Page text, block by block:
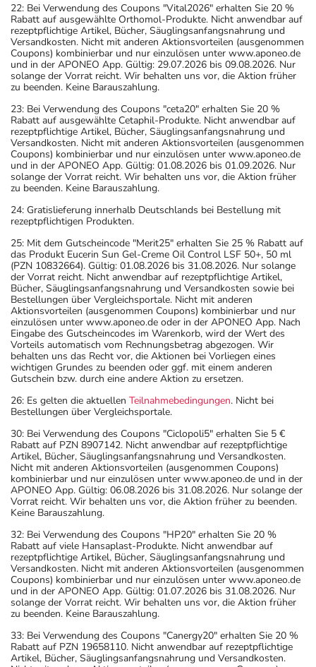
22: Bei Verwendung des Coupons "Vital2026" erhalten Sie 20 %
Rabatt auf ausgewählte Orthomol-Produkte. Nicht anwendbar auf
rezeptpflichtige Artikel, Bücher, Säuglingsanfangsnahrung und
Versandkosten. Nicht mit anderen Aktionsvorteilen (ausgenommen
Coupons) kombinierbar und nur einzulösen unter www.aponeo.de
und in der APONEO App. Gültig: 29.07.2026 bis 09.08.2026. Nur
solange der Vorrat reicht. Wir behalten uns vor, die Aktion früher
zu beenden. Keine Barauszahlung.
23: Bei Verwendung des Coupons "ceta20" erhalten Sie 20 %
Rabatt auf ausgewählte Cetaphil-Produkte. Nicht anwendbar auf
rezeptpflichtige Artikel, Bücher, Säuglingsanfangsnahrung und
Versandkosten. Nicht mit anderen Aktionsvorteilen (ausgenommen
Coupons) kombinierbar und nur einzulösen unter www.aponeo.de
und in der APONEO App. Gültig: 01.08.2026 bis 01.09.2026. Nur
solange der Vorrat reicht. Wir behalten uns vor, die Aktion früher
zu beenden. Keine Barauszahlung.
24: Gratislieferung innerhalb Deutschlands bei Bestellung mit
rezeptpflichtigen Produkten.
25: Mit dem Gutscheincode "Merit25" erhalten Sie 25 % Rabatt auf
das Produkt Eucerin Sun Gel-Creme Oil Control LSF 50+, 50 ml
(PZN 10832664). Gültig: 01.08.2026 bis 31.08.2026. Nur solange
der Vorrat reicht. Nicht anwendbar auf rezeptpflichtige Artikel,
Bücher, Säuglingsanfangsnahrung und Versandkosten sowie bei
Bestellungen über Vergleichsportale. Nicht mit anderen
Aktionsvorteilen (ausgenommen Coupons) kombinierbar und nur
einzulösen unter www.aponeo.de oder in der APONEO App. Nach
Eingabe des Gutscheincodes im Warenkorb, wird der Wert des
Vorteils automatisch vom Rechnungsbetrag abgezogen. Wir
behalten uns das Recht vor, die Aktionen bei Vorliegen eines
wichtigen Grundes zu beenden oder ggf. mit einem anderen
Gutschein bzw. durch eine andere Aktion zu ersetzen.
26: Es gelten die aktuellen Teilnahmebedingungen. Nicht bei
Bestellungen über Vergleichsportale.
30: Bei Verwendung des Coupons "Ciclopoli5" erhalten Sie 5 €
Rabatt auf PZN 8907142. Nicht anwendbar auf rezeptpflichtige
Artikel, Bücher, Säuglingsanfangsnahrung und Versandkosten.
Nicht mit anderen Aktionsvorteilen (ausgenommen Coupons)
kombinierbar und nur einzulösen unter www.aponeo.de und in der
APONEO App. Gültig: 06.08.2026 bis 31.08.2026. Nur solange der
Vorrat reicht. Wir behalten uns vor, die Aktion früher zu beenden.
Keine Barauszahlung.
32: Bei Verwendung des Coupons "HP20" erhalten Sie 20 %
Rabatt auf viele Hansaplast-Produkte. Nicht anwendbar auf
rezeptpflichtige Artikel, Bücher, Säuglingsanfangsnahrung und
Versandkosten. Nicht mit anderen Aktionsvorteilen (ausgenommen
Coupons) kombinierbar und nur einzulösen unter www.aponeo.de
und in der APONEO App. Gültig: 01.07.2026 bis 31.08.2026. Nur
solange der Vorrat reicht. Wir behalten uns vor, die Aktion früher
zu beenden. Keine Barauszahlung.
33: Bei Verwendung des Coupons "Canergy20" erhalten Sie 20 %
Rabatt auf PZN 19658110. Nicht anwendbar auf rezeptpflichtige
Artikel, Bücher, Säuglingsanfangsnahrung und Versandkosten.